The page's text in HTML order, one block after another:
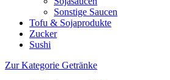
Sonstige Saucen
Tofu & Sojaprodukte
Zucker
Sushi
Zur Kategorie Getränke